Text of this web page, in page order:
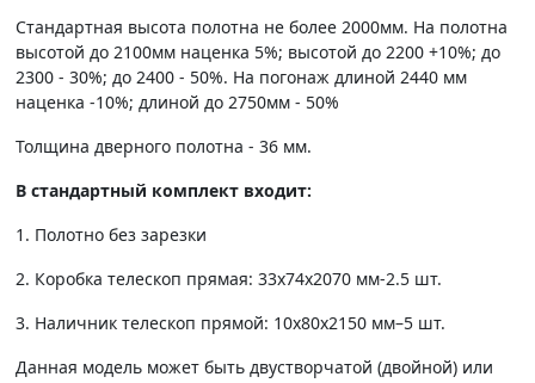
Стандартная высота полотна не более 2000мм. На полотна
высотой до 2100мм наценка 5%; высотой до 2200 +10%; до
2300 - 30%; до 2400 - 50%. На погонаж длиной 2440 мм
наценка -10%; длиной до 2750мм - 50%
Толщина дверного полотна - 36 мм.
В стандартный комплект входит:
1. Полотно без зарезки
2. Коробка телескоп прямая: 33х74х2070 мм-2.5 шт.
3. Наличник телескоп прямой: 10х80х2150 мм–5 шт.
Данная модель может быть двустворчатой (двойной) или